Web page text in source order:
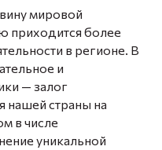
мировой
приходится более
в регионе. В
и
— залог
нашей страны на
в числе
уникальной